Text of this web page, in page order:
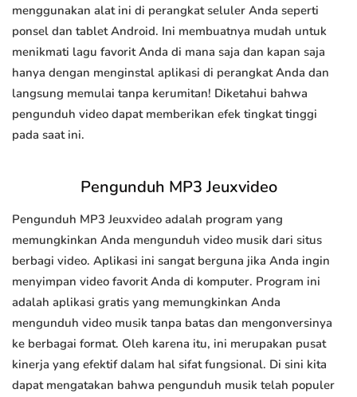
menggunakan alat ini di perangkat seluler Anda seperti
ponsel dan tablet Android. Ini membuatnya mudah untuk
menikmati lagu favorit Anda di mana saja dan kapan saja
hanya dengan menginstal aplikasi di perangkat Anda dan
langsung memulai tanpa kerumitan! Diketahui bahwa
pengunduh video dapat memberikan efek tingkat tinggi
pada saat ini.
Pengunduh MP3 Jeuxvideo
Pengunduh MP3 Jeuxvideo adalah program yang
memungkinkan Anda mengunduh video musik dari situs
berbagi video. Aplikasi ini sangat berguna jika Anda ingin
menyimpan video favorit Anda di komputer. Program ini
adalah aplikasi gratis yang memungkinkan Anda
mengunduh video musik tanpa batas dan mengonversinya
ke berbagai format. Oleh karena itu, ini merupakan pusat
kinerja yang efektif dalam hal sifat fungsional. Di sini kita
dapat mengatakan bahwa pengunduh musik telah populer